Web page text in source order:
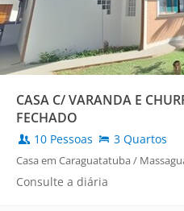
CASA C/ VARANDA E
FECHADO
10 Pessoas 3 Quartos
Casa em Caraguatatuba /
Consulte a diária